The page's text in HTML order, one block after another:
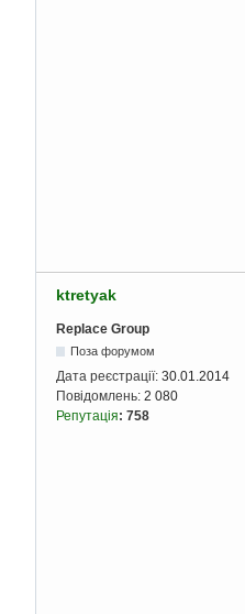
ktretyak
Replace Group
Поза форумом
Дата реєстрації: 30.01.2014
Повідомлень: 2 080
Репутація: 758